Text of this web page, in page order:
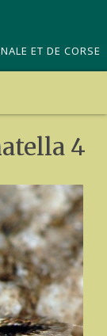
ET DE CORSE
4